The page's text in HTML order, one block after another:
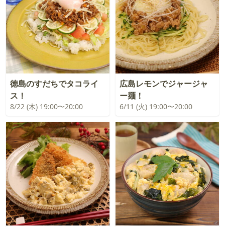
徳島のすだちでタコライ
ス！
8/22 (木) 19:00〜20:00
広島レモンでジャージャ
ー麺！
6/11 (火) 19:00〜20:00